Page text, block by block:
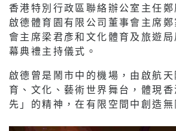
香港特別行政區聯絡辦公室主任鄭
啟德體育園有限公司董事會主席
會主席梁君彥和文化體育及旅遊
幕典禮主持儀式。
啟德曾是鬧市中的機場，由啟航
育、文化、藝術世界舞台，體現
先」的精神，在有限空間中創造無